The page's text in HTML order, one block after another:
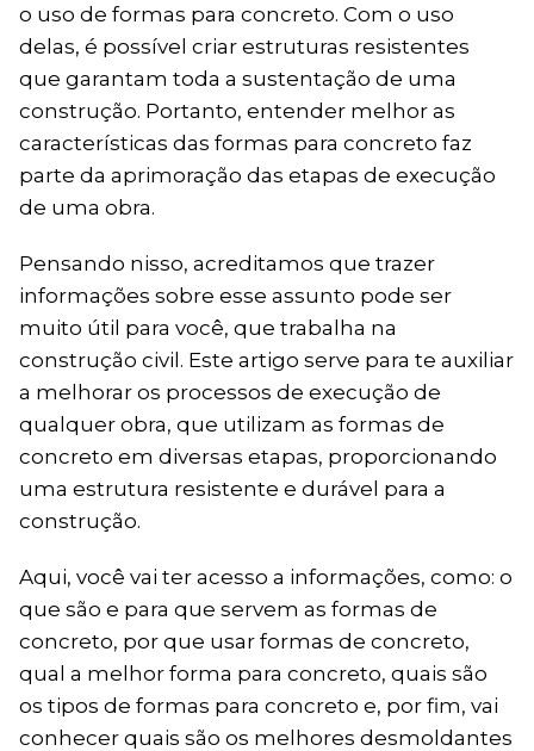
o uso de formas para concreto. Com o uso
delas, é possível criar estruturas resistentes
que garantam toda a sustentação de uma
construção. Portanto, entender melhor as
características das formas para concreto faz
parte da aprimoração das etapas de execução
de uma obra.
Pensando nisso, acreditamos que trazer
informações sobre esse assunto pode ser
muito útil para você, que trabalha na
construção civil. Este artigo serve para te auxiliar
a melhorar os processos de execução de
qualquer obra, que utilizam as formas de
concreto em diversas etapas, proporcionando
uma estrutura resistente e durável para a
construção.
Aqui, você vai ter acesso a informações, como: o
que são e para que servem as formas de
concreto, por que usar formas de concreto,
qual a melhor forma para concreto, quais são
os tipos de formas para concreto e, por fim, vai
conhecer quais são os melhores desmoldantes